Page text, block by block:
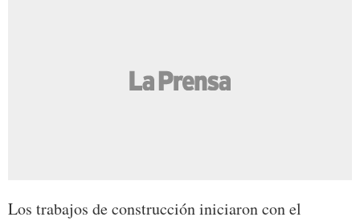
Los trabajos de construcción iniciaron con el